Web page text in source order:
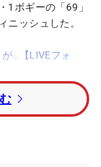
1ボギーの「69」
ニッシュした。
…【LIVEフォ
ー5でバーディ
・1ボギー。2つ